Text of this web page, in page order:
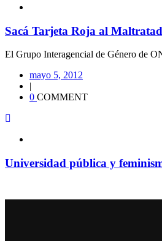
Sacá Tarjeta Roja al
El Grupo Interagencial de Género de
mayo 5, 2012
|
0 COMMENT
Universidad pública y